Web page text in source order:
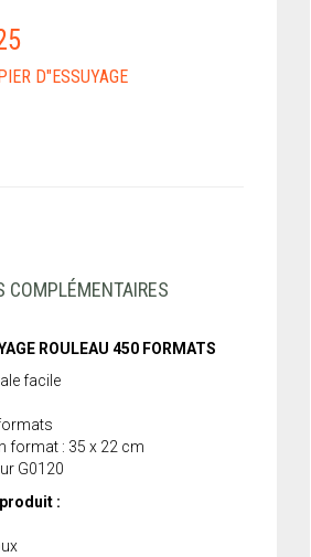
D"ESSUYAGE
COMPLÉMENTAIRES
ROULEAU 450 FORMATS
facile
format : 35 x 22 cm
G0120
: